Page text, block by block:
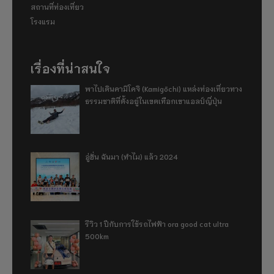
สถานที่ท่องเที่ยว
โรงแรม
เรื่องที่น่าสนใจ
พาไปเดินคามิโคจิ (Kamigōchi) แหล่งท่องเที่ยวทาง
ธรรมชาติที่ตั้งอยู่ในเขตเทือกเขาแอลป์ญี่ปุ่น
อู่ฮั่น ฉันมา (ทำไม) แล้ว 2024
รีวิว 1 ปีกับการใช้รถไฟฟ้า ora good cat ultra
500km